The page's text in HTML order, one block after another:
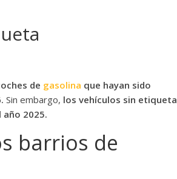
de gasolina que hayan sido
Sin embargo, los vehículos sin etiqueta
2025.
barrios de